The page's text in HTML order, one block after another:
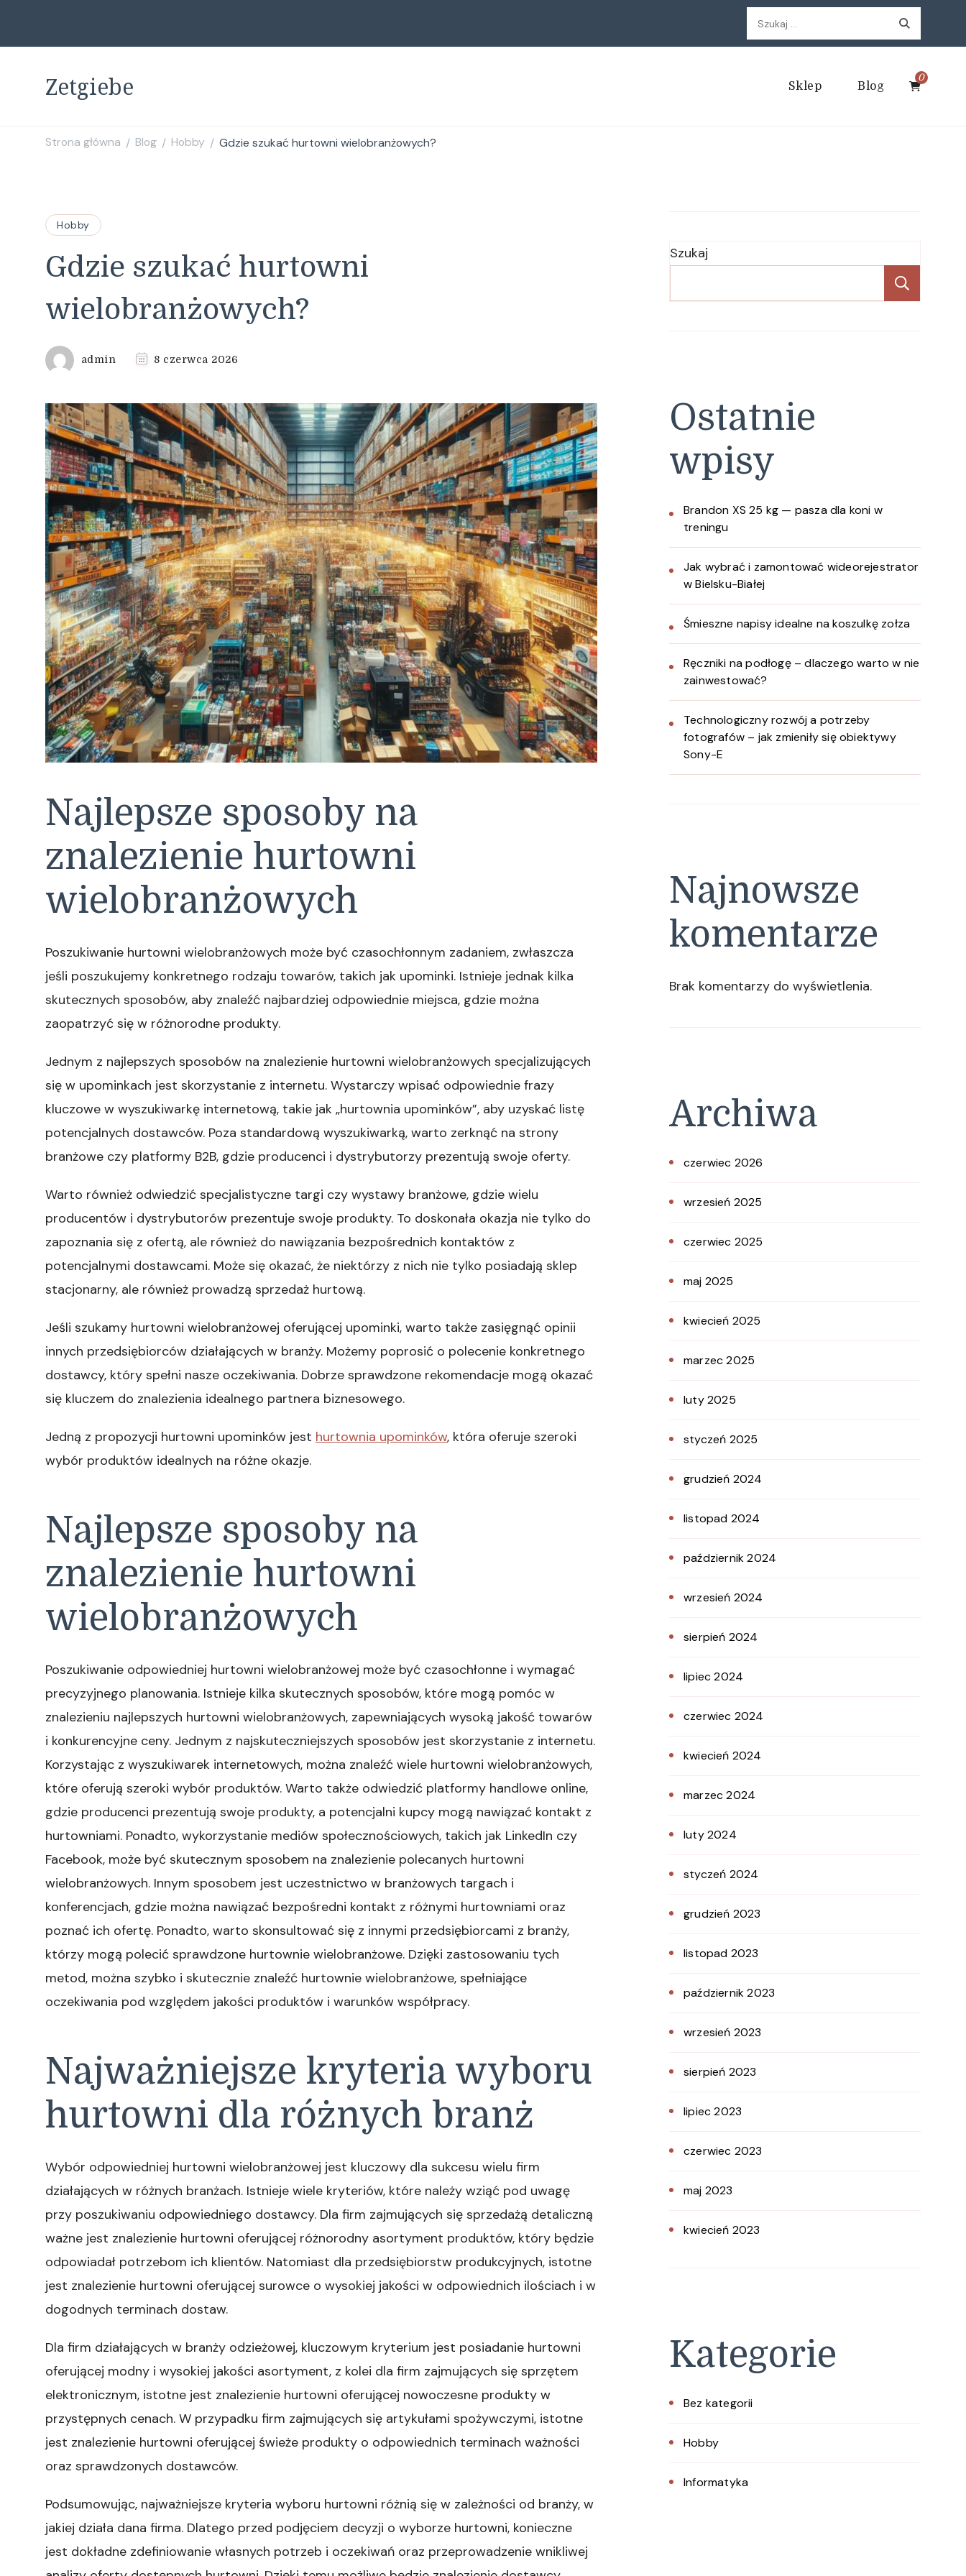
Szukaj:
Zetgiebe Sklep Blog
0
Strona główna / Blog / Hobby / Gdzie szukać hurtowni wielobranżowych?
Hobby
Gdzie szukać hurtowni
wielobranżowych?
admin 8 czerwca 2026
Najlepsze sposoby na
znalezienie hurtowni
wielobranżowych
Poszukiwanie hurtowni wielobranżowych może być czasochłonnym zadaniem, zwłaszcza
jeśli poszukujemy konkretnego rodzaju towarów, takich jak upominki. Istnieje jednak kilka
skutecznych sposobów, aby znaleźć najbardziej odpowiednie miejsca, gdzie można
zaopatrzyć się w różnorodne produkty.
Jednym z najlepszych sposobów na znalezienie hurtowni wielobranżowych specjalizujących
się w upominkach jest skorzystanie z internetu. Wystarczy wpisać odpowiednie frazy
kluczowe w wyszukiwarkę internetową, takie jak „hurtownia upominków”, aby uzyskać listę
potencjalnych dostawców. Poza standardową wyszukiwarką, warto zerknąć na strony
branżowe czy platformy B2B, gdzie producenci i dystrybutorzy prezentują swoje oferty.
Warto również odwiedzić specjalistyczne targi czy wystawy branżowe, gdzie wielu
producentów i dystrybutorów prezentuje swoje produkty. To doskonała okazja nie tylko do
zapoznania się z ofertą, ale również do nawiązania bezpośrednich kontaktów z
potencjalnymi dostawcami. Może się okazać, że niektórzy z nich nie tylko posiadają sklep
stacjonarny, ale również prowadzą sprzedaż hurtową.
Jeśli szukamy hurtowni wielobranżowej oferującej upominki, warto także zasięgnąć opinii
innych przedsiębiorców działających w branży. Możemy poprosić o polecenie konkretnego
dostawcy, który spełni nasze oczekiwania. Dobrze sprawdzone rekomendacje mogą okazać
się kluczem do znalezienia idealnego partnera biznesowego.
Jedną z propozycji hurtowni upominków jest hurtownia upominków, która oferuje szeroki
wybór produktów idealnych na różne okazje.
Najlepsze sposoby na
znalezienie hurtowni
wielobranżowych
Poszukiwanie odpowiedniej hurtowni wielobranżowej może być czasochłonne i wymagać
precyzyjnego planowania. Istnieje kilka skutecznych sposobów, które mogą pomóc w
znalezieniu najlepszych hurtowni wielobranżowych, zapewniających wysoką jakość towarów
i konkurencyjne ceny. Jednym z najskuteczniejszych sposobów jest skorzystanie z internetu.
Korzystając z wyszukiwarek internetowych, można znaleźć wiele hurtowni wielobranżowych,
które oferują szeroki wybór produktów. Warto także odwiedzić platformy handlowe online,
gdzie producenci prezentują swoje produkty, a potencjalni kupcy mogą nawiązać kontakt z
hurtowniami. Ponadto, wykorzystanie mediów społecznościowych, takich jak LinkedIn czy
Facebook, może być skutecznym sposobem na znalezienie polecanych hurtowni
wielobranżowych. Innym sposobem jest uczestnictwo w branżowych targach i
konferencjach, gdzie można nawiązać bezpośredni kontakt z różnymi hurtowniami oraz
poznać ich ofertę. Ponadto, warto skonsultować się z innymi przedsiębiorcami z branży,
którzy mogą polecić sprawdzone hurtownie wielobranżowe. Dzięki zastosowaniu tych
metod, można szybko i skutecznie znaleźć hurtownie wielobranżowe, spełniające
oczekiwania pod względem jakości produktów i warunków współpracy.
Najważniejsze kryteria wyboru
hurtowni dla różnych branż
Wybór odpowiedniej hurtowni wielobranżowej jest kluczowy dla sukcesu wielu firm
działających w różnych branżach. Istnieje wiele kryteriów, które należy wziąć pod uwagę
przy poszukiwaniu odpowiedniego dostawcy. Dla firm zajmujących się sprzedażą detaliczną
ważne jest znalezienie hurtowni oferującej różnorodny asortyment produktów, który będzie
odpowiadał potrzebom ich klientów. Natomiast dla przedsiębiorstw produkcyjnych, istotne
jest znalezienie hurtowni oferującej surowce o wysokiej jakości w odpowiednich ilościach i w
dogodnych terminach dostaw.
Dla firm działających w branży odzieżowej, kluczowym kryterium jest posiadanie hurtowni
oferującej modny i wysokiej jakości asortyment, z kolei dla firm zajmujących się sprzętem
elektronicznym, istotne jest znalezienie hurtowni oferującej nowoczesne produkty w
przystępnych cenach. W przypadku firm zajmujących się artykułami spożywczymi, istotne
jest znalezienie hurtowni oferującej świeże produkty o odpowiednich terminach ważności
oraz sprawdzonych dostawców.
Podsumowując, najważniejsze kryteria wyboru hurtowni różnią się w zależności od branży, w
jakiej działa dana firma. Dlatego przed podjęciem decyzji o wyborze hurtowni, konieczne
jest dokładne zdefiniowanie własnych potrzeb i oczekiwań oraz przeprowadzenie wnikliwej
Szukaj
Ostatnie
wpisy
Brandon XS 25 kg — pasza dla koni w
treningu
Jak wybrać i zamontować wideorejestrator
w Bielsku-Białej
Śmieszne napisy idealne na koszulkę zołza
Ręczniki na podłogę – dlaczego warto w nie
zainwestować?
Technologiczny rozwój a potrzeby
fotografów – jak zmieniły się obiektywy
Sony-E
Najnowsze
komentarze
Brak komentarzy do wyświetlenia.
Archiwa
czerwiec 2026
wrzesień 2025
czerwiec 2025
maj 2025
kwiecień 2025
marzec 2025
luty 2025
styczeń 2025
grudzień 2024
listopad 2024
październik 2024
wrzesień 2024
sierpień 2024
lipiec 2024
czerwiec 2024
kwiecień 2024
marzec 2024
luty 2024
styczeń 2024
grudzień 2023
listopad 2023
październik 2023
wrzesień 2023
sierpień 2023
lipiec 2023
czerwiec 2023
maj 2023
kwiecień 2023
Kategorie
Bez kategorii
Hobby
Informatyka